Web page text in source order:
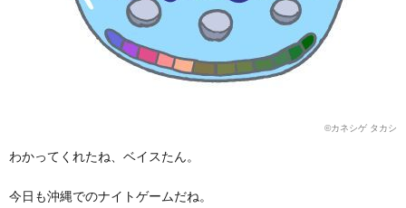
©カネシゲ タカシ
わかってくれたね、ベイスたん。
今日も沖縄でのナイトゲームだね。